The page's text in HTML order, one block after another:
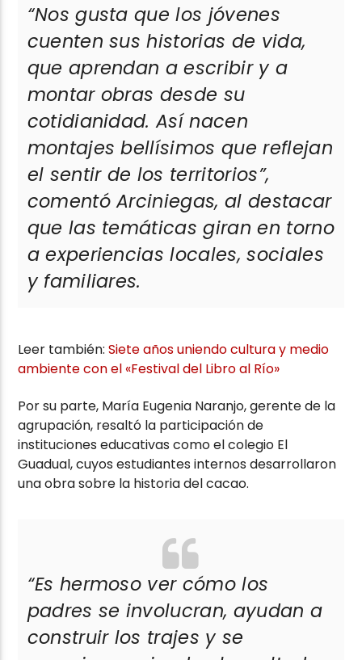
“Nos gusta que los jóvenes
cuenten sus historias de vida,
que aprendan a escribir y a
montar obras desde su
cotidianidad. Así nacen
montajes bellísimos que reflejan
el sentir de los territorios”,
comentó Arciniegas, al destacar
que las temáticas giran en torno
a experiencias locales, sociales
y familiares.
Leer también:Siete años uniendo cultura y medio
ambiente con el «Festival del Libro al Río»
Por su parte, María Eugenia Naranjo, gerente de la
agrupación, resaltó la participación de
instituciones educativas como el colegio El
Guadual, cuyos estudiantes internos desarrollaron
una obra sobre la historia del cacao.
“Es hermoso ver cómo los
padres se involucran, ayudan a
construir los trajes y se